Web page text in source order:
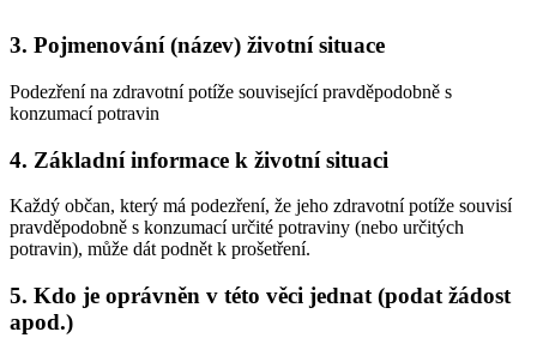
3. Pojmenování (název) životní situace
Podezření na zdravotní potíže související pravděpodobně s
konzumací potravin
4. Základní informace k životní situaci
Každý občan, který má podezření, že jeho zdravotní potíže souvisí
pravděpodobně s konzumací určité potraviny (nebo určitých
potravin), může dát podnět k prošetření.
5. Kdo je oprávněn v této věci jednat (podat žádost
apod.)